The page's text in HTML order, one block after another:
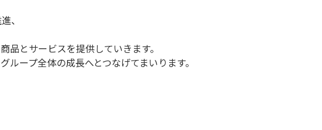
、
とサービスを提供していきます。
ープ全体の成長へとつなげてまいります。